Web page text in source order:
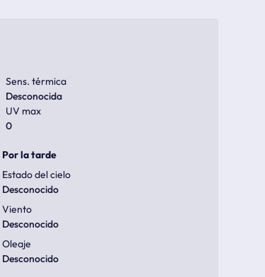
Sens. térmica
Desconocida
UV max
0
Por la tarde
Estado del cielo
Desconocido
Viento
Desconocido
Oleaje
Desconocido